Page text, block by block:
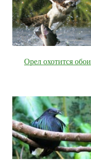
Орел охотится обои